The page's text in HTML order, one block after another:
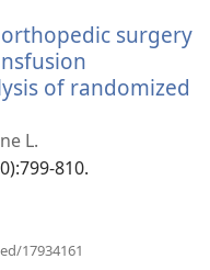
창
열
기)
surgery
of randomized
L.
810.
17934161